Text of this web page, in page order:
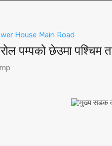
House Main Road
पम्पको छेउमा पश्चिम